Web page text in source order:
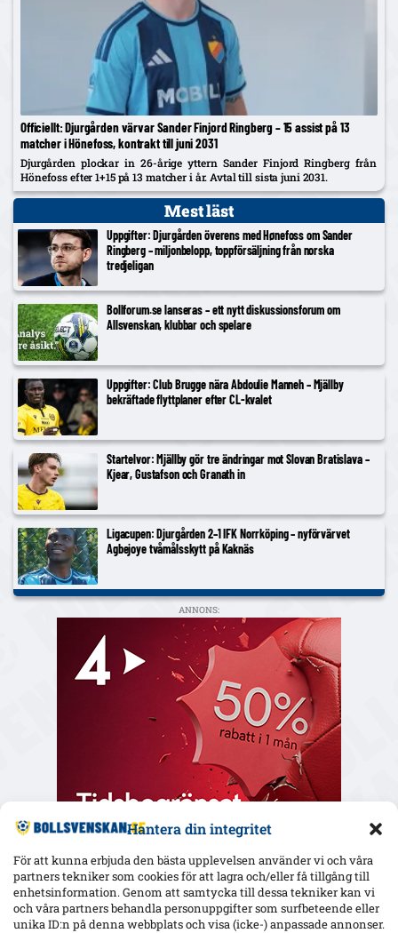
Hantera din integritet
För att kunna erbjuda den bästa upplevelsen använder vi och våra
partners tekniker som cookies för att lagra och/eller få tillgång till
enhetsinformation. Genom att samtycka till dessa tekniker kan vi
och våra partners behandla personuppgifter som surfbeteende eller
unika ID:n på denna webbplats och visa (icke-) anpassade annonser.
Officiellt: Djurgården värvar Sander Finjord Ringberg – 15 assist på 13
matcher i Hönefoss, kontrakt till juni 2031
Djurgården plockar in 26-årige yttern Sander Finjord Ringberg från
Hönefoss efter 1+15 på 13 matcher i år. Avtal till sista juni 2031.
Mest läst
Uppgifter: Djurgården överens med Hønefoss om Sander
Ringberg – miljonbelopp, toppförsäljning från norska
tredjeligan
Bollforum.se lanseras – ett nytt diskussionsforum om
Allsvenskan, klubbar och spelare
Uppgifter: Club Brugge nära Abdoulie Manneh – Mjällby
bekräftade flyttplaner efter CL-kvalet
Startelvor: Mjällby gör tre ändringar mot Slovan Bratislava –
Kjear, Gustafson och Granath in
Ligacupen: Djurgården 2–1 IFK Norrköping – nyförvärvet
Agbejoye tvåmålsskytt på Kaknäs
ANNONS:
Senaste